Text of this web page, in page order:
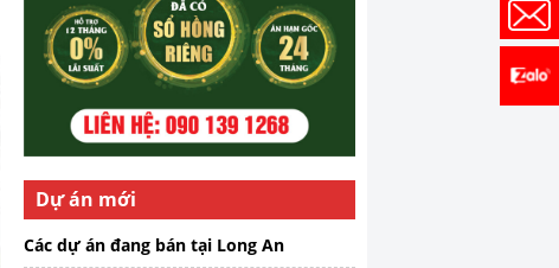
Dự án mới
Các dự án đang bán tại Long An